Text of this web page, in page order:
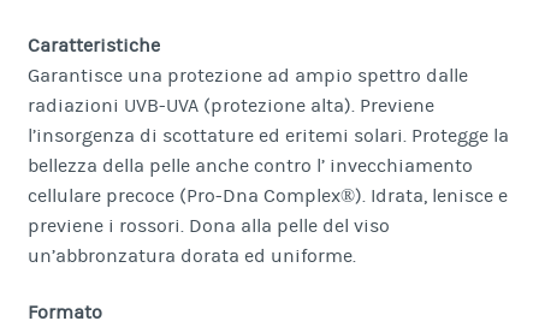
Caratteristiche
Garantisce una protezione ad ampio spettro dalle
radiazioni UVB-UVA (protezione alta). Previene
l’insorgenza di scottature ed eritemi solari. Protegge la
bellezza della pelle anche contro l’ invecchiamento
cellulare precoce (Pro-Dna Complex®). Idrata, lenisce e
previene i rossori. Dona alla pelle del viso
un’abbronzatura dorata ed uniforme.
Formato